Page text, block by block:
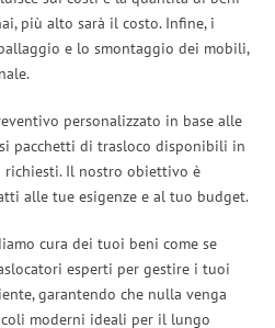
più alto sarà il costo. Infine, i
e lo smontaggio dei mobili,
personalizzato in base alle
pacchetti di trasloco disponibili in
richiesti. Il nostro obiettivo è
alle tue esigenze e al tuo budget.
cura dei tuoi beni come se
esperti per gestire i tuoi
garantendo che nulla venga
moderni ideali per il lungo